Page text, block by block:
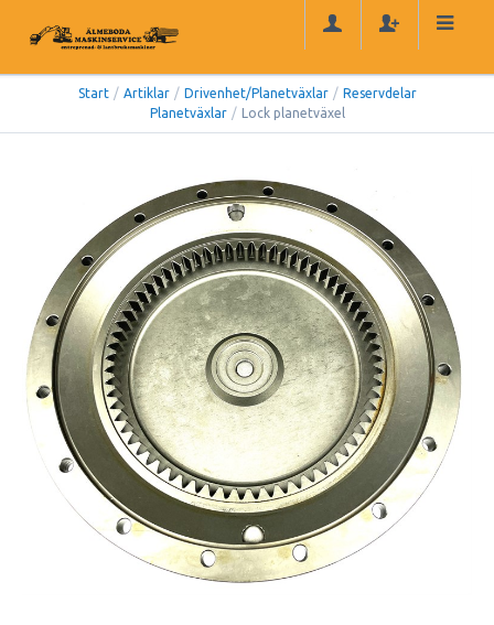
Start / Artiklar / Drivenhet/Planetväxlar / Reservdelar
Planetväxlar / Lock planetväxel